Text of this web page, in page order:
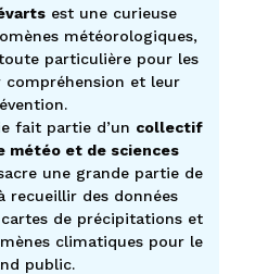
est une curieuse
météorologiques,
particulière pour les
compréhension et leur
fait partie d’un collectif
météo et de sciences
une grande partie de
recueillir des données
cartes de précipitations et
climatiques pour le
public.